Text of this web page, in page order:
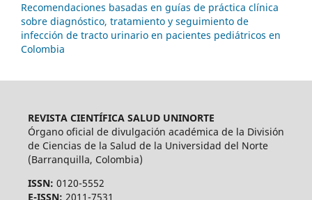
Recomendaciones basadas en guías de práctica clínica
sobre diagnóstico, tratamiento y seguimiento de
infección de tracto urinario en pacientes pediátricos en
Colombia
REVISTA CIENTÍFICA SALUD UNINORTE
Órgano oficial de divulgación académica de la División
de Ciencias de la Salud de la Universidad del Norte
(Barranquilla, Colombia)
ISSN: 0120-5552
E-ISSN: 2011-7531